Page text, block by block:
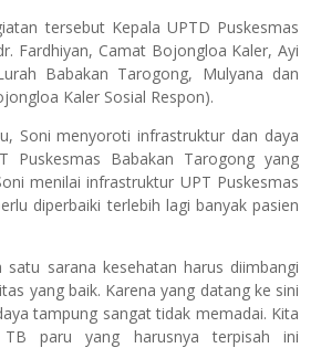
tersebut Kepala UPTD Puskesmas
Fardhiyan, Camat Bojongloa Kaler, Ayi
Babakan Tarogong, Mulyana dan
Kaler Sosial Respon).
Soni menyoroti infrastruktur dan daya
Puskesmas Babakan Tarogong yang
menilai infrastruktur UPT Puskesmas
diperbaiki terlebih lagi banyak pasien
satu sarana kesehatan harus diimbangi
yang baik. Karena yang datang ke sini
tampung sangat tidak memadai. Kita
paru yang harusnya terpisah ini